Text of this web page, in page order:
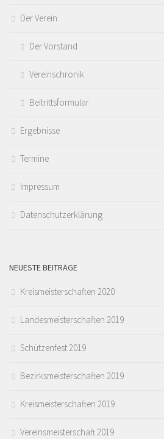
Der Verein
Der Vorstand
Vereinschronik
Beitrittsformular
Ergebnisse
Termine
Impressum
Datenschutzerklärung
NEUESTE BEITRÄGE
Kreismeisterschaften 2020
Landesmeisterschaften 2019
Schützenfest 2019
Bezirksmeisterschaften 2019
Kreismeisterschaften 2019
Vereinsmeisterschaft 2019